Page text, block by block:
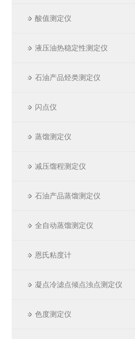
酸值测定仪
液压油热稳定性测定仪
石油产品烃类测定仪
闪点仪
蒸馏测定仪
减压馏程测定仪
石油产品蒸馏测定仪
全自动蒸馏测定仪
恩氏粘度计
凝点冷滤点倾点浊点测定仪
色度测定仪